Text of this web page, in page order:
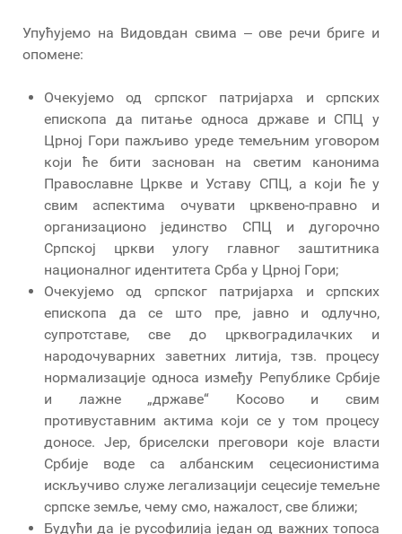
Упућујемо на Видовдан свима ‒ ове речи бриге и
опомене:
Очекујемо од српског патријарха и српских
епископа да питање односа државе и СПЦ у
Црној Гори пажљиво уреде темељним уговором
који ће бити заснован на светим канонима
Православне Цркве и Уставу СПЦ, а који ће у
свим аспектима очувати црквено-правно и
организационо јединство СПЦ и дугорочно
Српској цркви улогу главног заштитника
националног идентитета Срба у Црној Гори;
Очекујемо од српског патријарха и српских
епископа да се што пре, јавно и одлучно,
супротставе, све до црквоградилачких и
народочуварних заветних литија, тзв. процесу
нормализације односа између Републике Србије
и лажне „државе“ Косово и свим
противуставним актима који се у том процесу
доносе. Јер, бриселски преговори које власти
Србије воде са албанским сецесионистима
искључиво служе легализацији сецесије темељне
српске земље, чему смо, нажалост, све ближи;
Будући да је русофилија један од важних топоса